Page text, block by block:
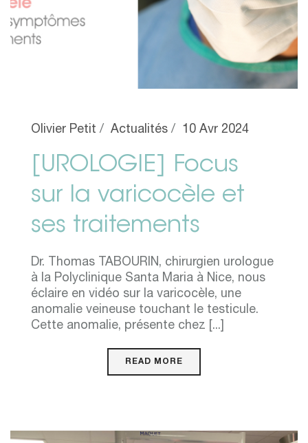
Olivier Petit Actualités 10 Avr 2024
[UROLOGIE] Focus
sur la varicocèle et
ses traitements
Dr. Thomas TABOURIN, chirurgien urologue
à la Polyclinique Santa Maria à Nice, nous
éclaire en vidéo sur la varicocèle, une
anomalie veineuse touchant le testicule.
Cette anomalie, présente chez [...]
READ MORE